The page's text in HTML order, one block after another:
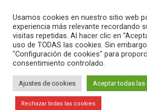
search
enero 10, 2021
La Guía de la Radio
de «La Setmana»
La webLa Guía de la Radio
Usamos cookies en nuestro sitio web
experiencia más relevante recordando
visitas repetidas. Al hacer clic en
uso de TODAS las cookies. Sin
"Configuración de cookies" para
consentimiento controlado.
Ajustes de cookies Aceptar todas las
Rechazar todas las cookies